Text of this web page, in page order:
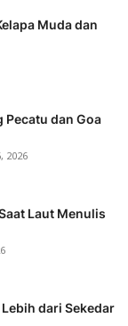
Muda dan
Pecatu dan Goa
2026
Laut Menulis
dari Sekedar